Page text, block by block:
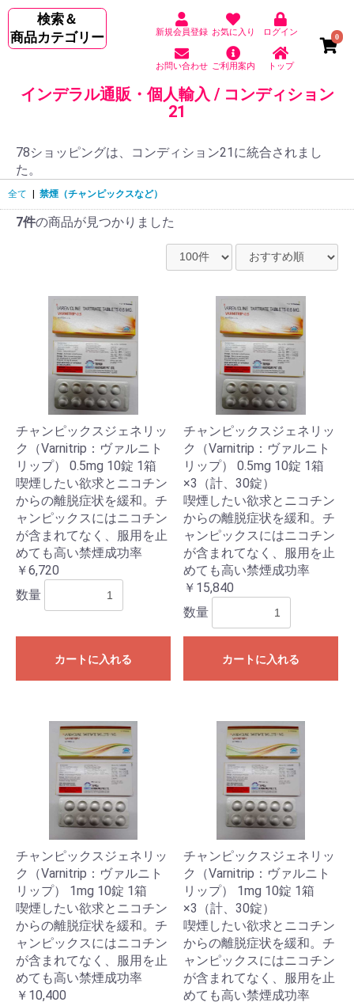
検索＆
商品カテゴリー
新規会員登録 お気に入り ログイン
お問い合わせ ご利用案内 トップ
0
インデラル通販・個人輸入 / コンディション
21
78ショッピングは、コンディション21に統合されまし
た。
全て 禁煙（チャンピックスなど）
7件の商品が見つかりました
チャンピックスジェネリッ
ク（Varnitrip：ヴァルニト
リップ） 0.5mg 10錠 1箱
喫煙したい欲求とニコチン
からの離脱症状を緩和。チ
ャンピックスにはニコチン
が含まれてなく、服用を止
めても高い禁煙成功率
￥6,720
数量
カートに入れる
チャンピックスジェネリッ
ク（Varnitrip：ヴァルニト
リップ） 0.5mg 10錠 1箱
×3（計、30錠）
喫煙したい欲求とニコチン
からの離脱症状を緩和。チ
ャンピックスにはニコチン
が含まれてなく、服用を止
めても高い禁煙成功率
￥15,840
数量
カートに入れる
チャンピックスジェネリッ
ク（Varnitrip：ヴァルニト
リップ） 1mg 10錠 1箱
喫煙したい欲求とニコチン
からの離脱症状を緩和。チ
ャンピックスにはニコチン
が含まれてなく、服用を止
めても高い禁煙成功率
￥10,400
チャンピックスジェネリッ
ク（Varnitrip：ヴァルニト
リップ） 1mg 10錠 1箱
×3（計、30錠）
喫煙したい欲求とニコチン
からの離脱症状を緩和。チ
ャンピックスにはニコチン
が含まれてなく、服用を止
めても高い禁煙成功率